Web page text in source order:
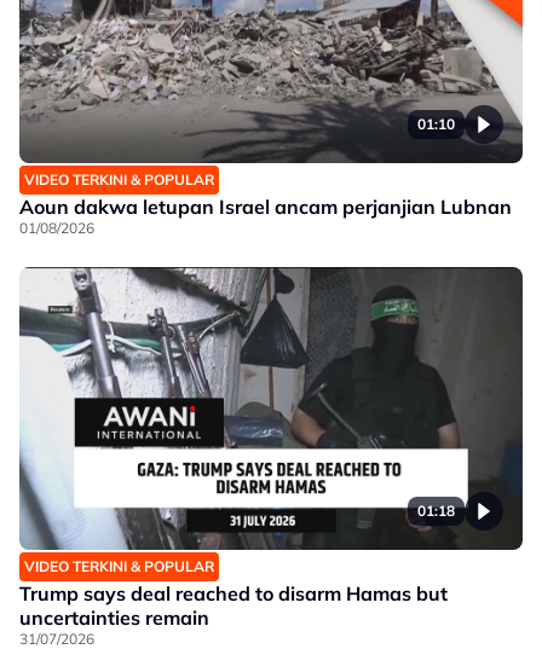
01:10
VIDEO TERKINI & POPULAR
Aoun dakwa letupan Israel ancam perjanjian Lubnan
01/08/2026
01:18
VIDEO TERKINI & POPULAR
Trump says deal reached to disarm Hamas but
uncertainties remain
31/07/2026